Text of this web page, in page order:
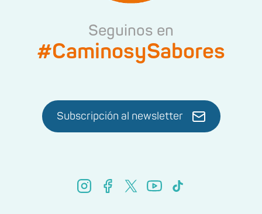
Seguinos en
#CaminosySabores
Subscripción al newsletter